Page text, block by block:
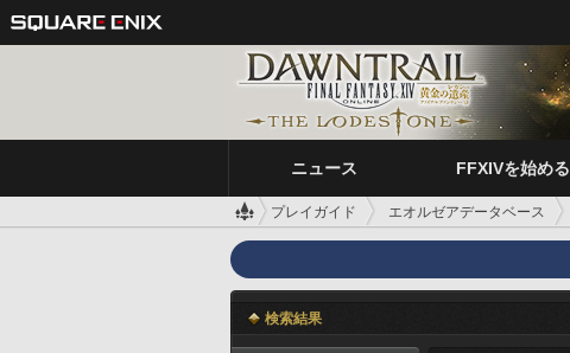
ニュース FFXIVを始める
プレイガイド エオルゼアデータベース
検索結果